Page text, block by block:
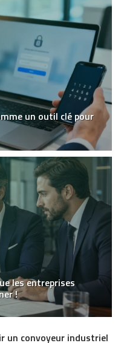
un outil clé pour
les entreprises
!
un convoyeur industriel